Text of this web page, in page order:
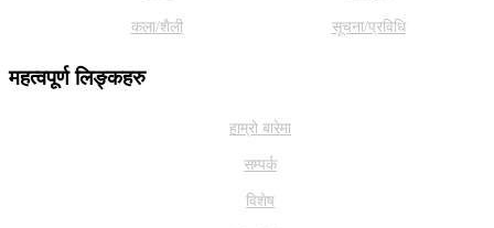
कला/शैली सूचना/प्रविधि
महत्वपूर्ण लिङ्कहरु
हाम्राे बारेमा
सम्पर्क
विशेष